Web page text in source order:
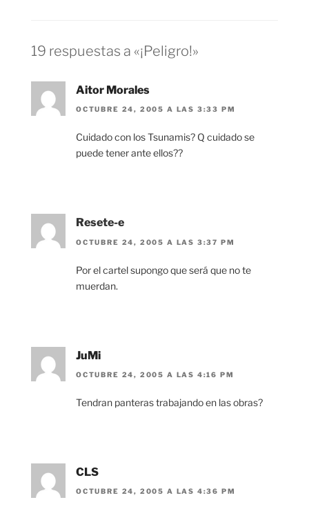
19 respuestas a «¡Peligro!»
Aitor Morales
OCTUBRE 24, 2005 A LAS 3:33 PM
Cuidado con los Tsunamis? Q cuidado se
puede tener ante ellos??
Resete-e
OCTUBRE 24, 2005 A LAS 3:37 PM
Por el cartel supongo que será que no te
muerdan.
JuMi
OCTUBRE 24, 2005 A LAS 4:16 PM
Tendran panteras trabajando en las obras?
CLS
OCTUBRE 24, 2005 A LAS 4:36 PM